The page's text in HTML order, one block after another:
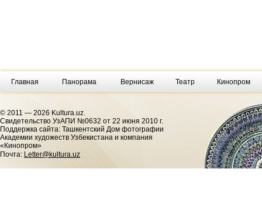
Главная Панорама Вернисаж Театр Кинопром
© 2011 — 2026 Kultura.uz.
Cвидетельство УзАПИ №0632 от 22 июня 2010 г.
Поддержка сайта: Ташкентский Дом фотографии
Академии художеств Узбекистана и компания
«Кинопром»
Почта: Letter@kultura.uz